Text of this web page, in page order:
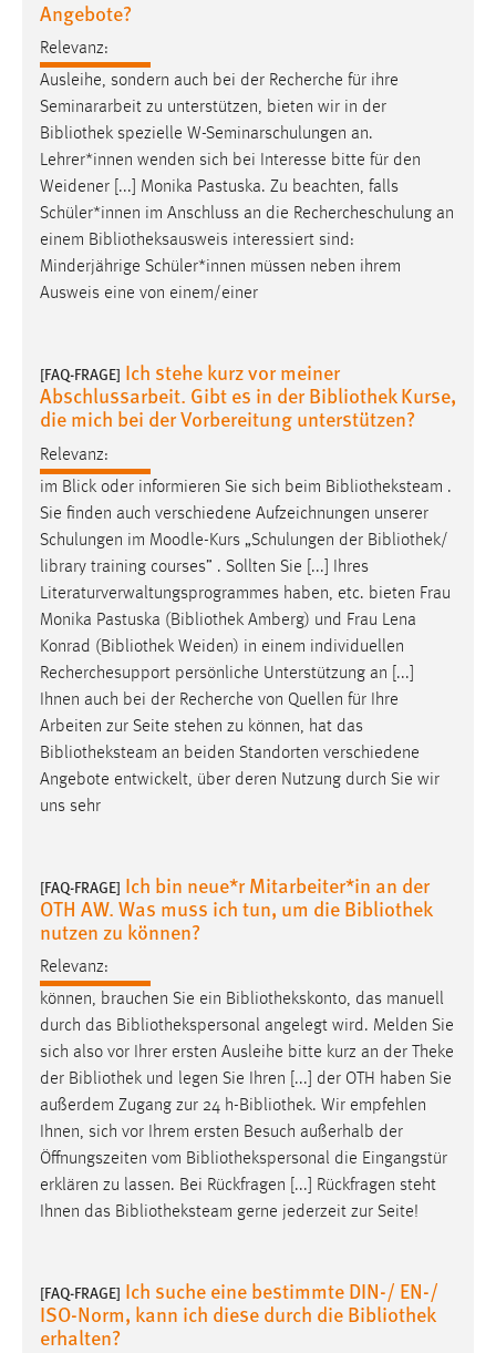
Angebote?
Relevanz:
Ausleihe, sondern auch bei der Recherche für ihre
Seminararbeit zu unterstützen, bieten wir in der
Bibliothek spezielle W-Seminarschulungen an.
Lehrer*innen wenden sich bei Interesse bitte für den
Weidener [...] Monika Pastuska. Zu beachten, falls
Schüler*innen im Anschluss an die Rechercheschulung an
einem Bibliotheksausweis interessiert sind:
Minderjährige Schüler*innen müssen neben ihrem
Ausweis eine von einem/einer
[FAQ-FRAGE] Ich stehe kurz vor meiner
Abschlussarbeit. Gibt es in der Bibliothek Kurse,
die mich bei der Vorbereitung unterstützen?
Relevanz:
im Blick oder informieren Sie sich beim Bibliotheksteam .
Sie finden auch verschiedene Aufzeichnungen unserer
Schulungen im Moodle-Kurs „Schulungen der Bibliothek/
library training courses” . Sollten Sie [...] Ihres
Literaturverwaltungsprogrammes haben, etc. bieten Frau
Monika Pastuska (Bibliothek Amberg) und Frau Lena
Konrad (Bibliothek Weiden) in einem individuellen
Recherchesupport persönliche Unterstützung an [...]
Ihnen auch bei der Recherche von Quellen für Ihre
Arbeiten zur Seite stehen zu können, hat das
Bibliotheksteam an beiden Standorten verschiedene
Angebote entwickelt, über deren Nutzung durch Sie wir
uns sehr
[FAQ-FRAGE] Ich bin neue*r Mitarbeiter*in an der
OTH AW. Was muss ich tun, um die Bibliothek
nutzen zu können?
Relevanz:
können, brauchen Sie ein Bibliothekskonto, das manuell
durch das Bibliothekspersonal angelegt wird. Melden Sie
sich also vor Ihrer ersten Ausleihe bitte kurz an der Theke
der Bibliothek und legen Sie Ihren [...] der OTH haben Sie
außerdem Zugang zur 24 h-Bibliothek. Wir empfehlen
Ihnen, sich vor Ihrem ersten Besuch außerhalb der
Öffnungszeiten vom Bibliothekspersonal die Eingangstür
erklären zu lassen. Bei Rückfragen [...] Rückfragen steht
Ihnen das Bibliotheksteam gerne jederzeit zur Seite!
[FAQ-FRAGE] Ich suche eine bestimmte DIN-/ EN-/
ISO-Norm, kann ich diese durch die Bibliothek
erhalten?